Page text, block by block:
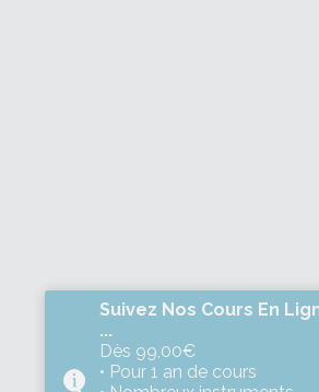
Suivez Nos Cours En
...
Dès 99,00€
• Pour 1 an de cours